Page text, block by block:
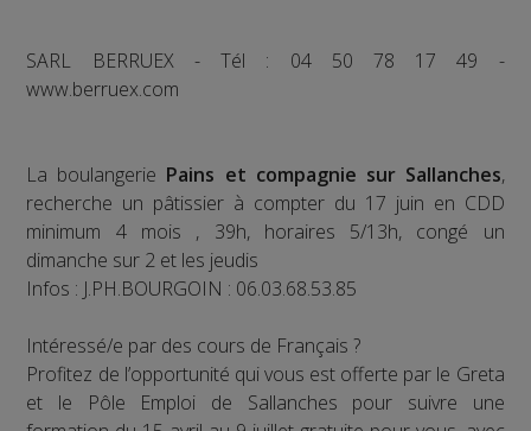
SARL BERRUEX - Tél : 04 50 78 17 49 -
www.berruex.com
La boulangerie Pains et compagnie sur Sallanches,
recherche un pâtissier à compter du 17 juin en CDD
minimum 4 mois , 39h, horaires 5/13h, congé un
dimanche sur 2 et les jeudis
Infos : J.PH.BOURGOIN : 06.03.68.53.85
Intéressé/e par des cours de Français ?
Profitez de l’opportunité qui vous est offerte par le Greta
et le Pôle Emploi de Sallanches pour suivre une